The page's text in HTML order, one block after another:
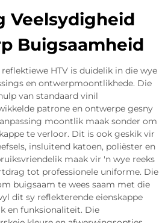
Veelsydigheid
Buigsaamheid
HTV is duidelik in die wye
en ontwerpmoontlikhede. Die
van standaard vinil
patrone en ontwerpe gesny
moontlik maak sonder om
te verloor. Dit is ook geskik vir
insluitend katoen, poliëster en
maak vir 'n wye reeks
tot professionele uniforme. Die
buigsaam te wees saam met die
dit sy reflekterende eienskappe
en funksionaliteit. Die